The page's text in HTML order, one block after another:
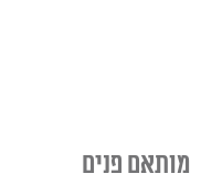
מותאם פנים